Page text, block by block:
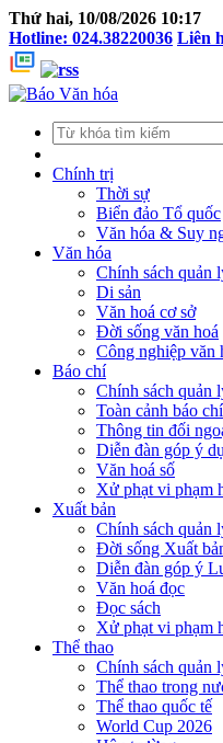
Thứ hai, 10/08/2026 10:17
Hotline: 024.38220036 Liên
Chính trị
Thời sự
Biển đảo Tổ quốc
Văn hóa & Suy
Văn hóa
Chính sách quản
Di sản
Văn hoá cơ sở
Đời sống văn hoá
Công nghiệp văn
Báo chí
Chính sách quản
Toàn cảnh báo chí
Thông tin đối
Diễn đàn góp ý
Văn hoá số
Xử phạt vi phạm
Xuất bản
Chính sách quản
Đời sống Xuất
Diễn đàn góp ý
Văn hoá đọc
Đọc sách
Xử phạt vi phạm
Thể thao
Chính sách quản
Thể thao trong
Thể thao quốc tế
World Cup 2026